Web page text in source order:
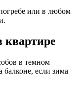
или в любом
квартире
в темном
если зима